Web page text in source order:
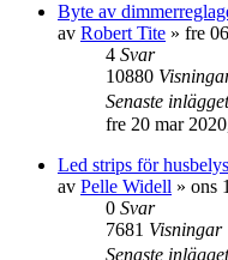
Byte av
av Robert Tite » fre
4 Svar
10880
Senaste
fre 20 mar
Led strips för
av Pelle Widell » ons
0 Svar
7681 Visningar
Senaste